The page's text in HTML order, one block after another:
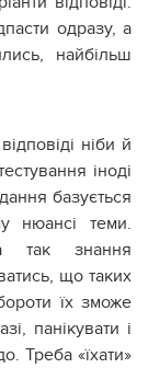
одразу, а
найбільш
ніби й
іноді
базується
нюансі теми.
так знання
що таких
їх зможе
панікувати і
Треба «їхати»